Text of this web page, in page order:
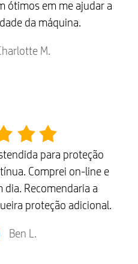
ótimos em me ajudar a
da máquina.
M.
para proteção
Comprei on-line e
Recomendaria a
proteção adicional.
Ben L.